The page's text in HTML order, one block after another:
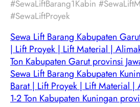
#SewaLiftBarang1Kabin
#SewaLiftProyek
Sewa Lift Barang Kabupaten
| Lift Proyek | Lift Material |
Ton Kabupaten Garut provinsi
Sewa Lift Barang Kabupaten
Barat | Lift Proyek | Lift Material |
1-2 Ton Kabupaten Kuningan